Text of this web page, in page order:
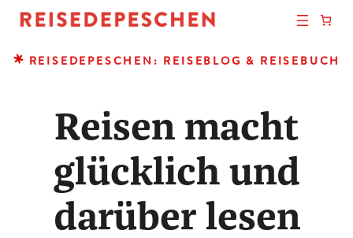
REISEDEPESCHEN: REISEBLOG & REISEBUCH
Reisen macht
glücklich und
darüber lesen